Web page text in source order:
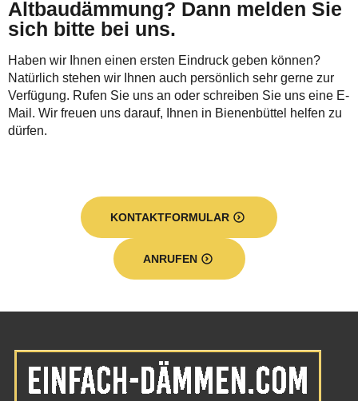
Altbaudämmung? Dann melden Sie
sich bitte bei uns.
Haben wir Ihnen einen ersten Eindruck geben können?
Natürlich stehen wir Ihnen auch persönlich sehr gerne zur
Verfügung. Rufen Sie uns an oder schreiben Sie uns eine E-
Mail. Wir freuen uns darauf, Ihnen in Bienenbüttel helfen zu
dürfen.
KONTAKTFORMULAR
ANRUFEN